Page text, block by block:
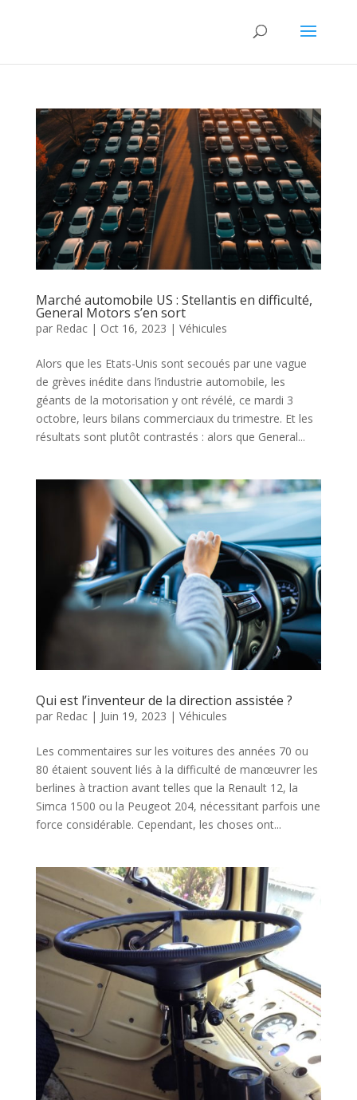
Marché automobile US : Stellantis en difficulté,
General Motors s’en sort
par Redac| Oct 16, 2023 | Véhicules
Alors que les Etats-Unis sont secoués par une vague
de grèves inédite dans l’industrie automobile, les
géants de la motorisation y ont révélé, ce mardi 3
octobre, leurs bilans commerciaux du trimestre. Et les
résultats sont plutôt contrastés : alors que General...
Qui est l’inventeur de la direction assistée ?
par Redac| Juin 19, 2023 | Véhicules
Les commentaires sur les voitures des années 70 ou
80 étaient souvent liés à la difficulté de manœuvrer les
berlines à traction avant telles que la Renault 12, la
Simca 1500 ou la Peugeot 204, nécessitant parfois une
force considérable. Cependant, les choses ont...